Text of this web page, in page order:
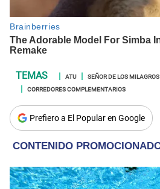
ATU SEÑOR DE LOS MILAGROS
CORREDORES COMPLEMENTARIOS
Prefiero a El Popular en Google